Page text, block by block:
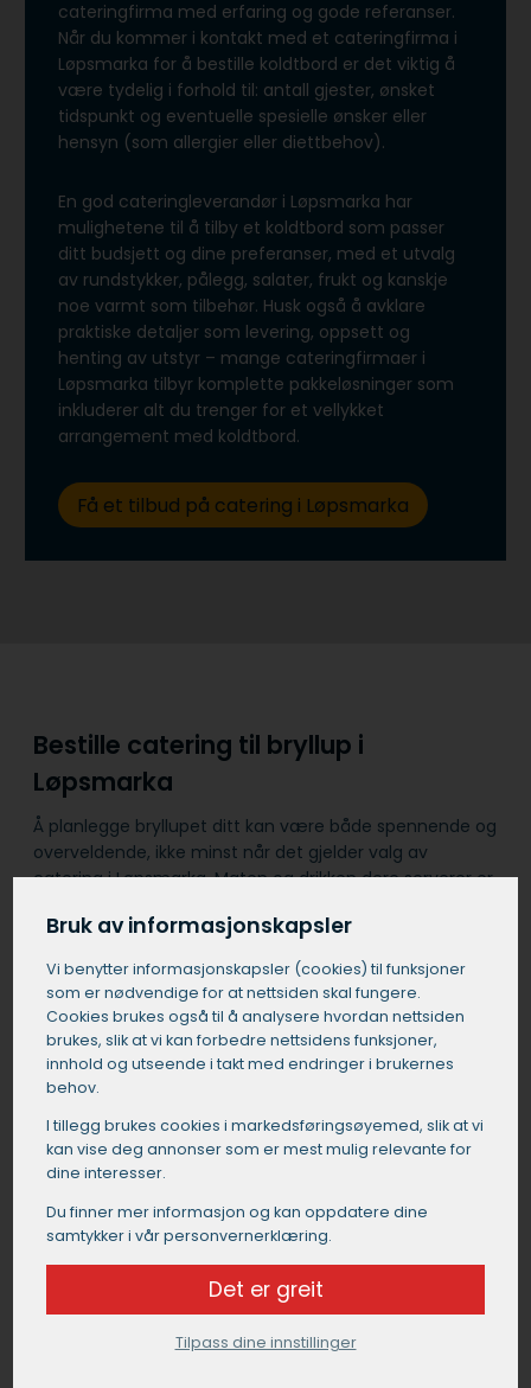
cateringfirma med erfaring og gode referanser.
Når du kommer i kontakt med et cateringfirma i
Løpsmarka for å bestille koldtbord er det viktig å
være tydelig i forhold til: antall gjester, ønsket
tidspunkt og eventuelle spesielle ønsker eller
hensyn (som allergier eller diettbehov).
En god cateringleverandør i Løpsmarka har
mulighetene til å tilby et koldtbord som passer
ditt budsjett og dine preferanser, med et utvalg
av rundstykker, pålegg, salater, frukt og kanskje
noe varmt som tilbehør. Husk også å avklare
praktiske detaljer som levering, oppsett og
henting av utstyr – mange cateringfirmaer i
Løpsmarka tilbyr komplette pakkeløsninger som
inkluderer alt du trenger for et vellykket
arrangement med koldtbord.
Få et tilbud på catering i Løpsmarka
Bestille catering til bryllup i
Løpsmarka
Å planlegge bryllupet ditt kan være både spennende og
overveldende, ikke minst når det gjelder valg av
catering i Løpsmarka. Maten og drikken dere serverer er
cateringleverandør i Løpsmarka som forstår deres
visjon og ønsker. Start med å undersøke ulike
alternativer for bryllupscatering i Løpsmarka i god tid før
den store dagen.
Tenk nøye gjennom hvilke forventninger du har til
meny, pris, servering og dekorering, og be gjerne om
smaksprøver og referanser fra tidligere brudepar. Et
dyktig cateringfirma i Løpsmarka som har god erfaring
med bryllup, vil kunne tilby dere et skreddersydd
enten dere ønsker en tradisjonell bryllupsmiddag, et
trendy fingermat-konsept eller en fargerik og
Få et tilbud på catering i Løpsmarka
Bruk av informasjonskapsler
Vi benytter informasjons­kapsler (cookies) til funksjoner
som er nødvendige for at nettsiden skal fungere.
Cookies brukes også til å analysere hvordan nettsiden
brukes, slik at vi kan forbedre nettsidens funksjoner,
innhold og utseende i takt med endringer i brukernes
behov.
I tillegg brukes cookies i markedsførings­øyemed, slik at vi
kan vise deg annonser som er mest mulig relevante for
dine interesser.
Du finner mer informasjon og kan oppdatere dine
samtykker i vår personvernerklæring.
Det er greit
Tilpass dine innstillinger